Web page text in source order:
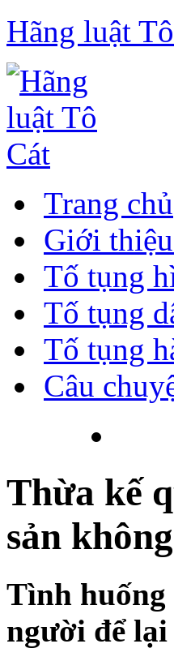
Hãng luật
Trang chủ
Giới
Tố tụng
Tố tụng
Tố tụng
Câu
Thừa kế
sản
Tình huống
người để